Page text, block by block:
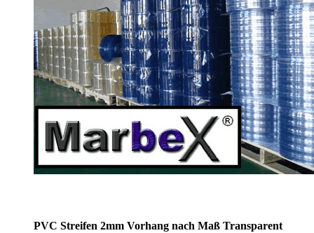
PVC Streifen 2mm Vorhang nach Maß Transparent